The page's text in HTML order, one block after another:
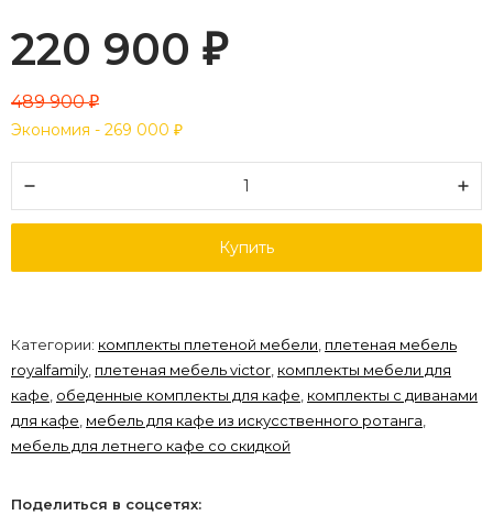
220 900 ₽
489 900₽
Экономия - 269 000 ₽
Купить
Категории: комплекты плетеной мебели, плетеная мебель
royalfamily, плетеная мебель victor, комплекты мебели для
кафе, обеденные комплекты для кафе, комплекты с диванами
для кафе, мебель для кафе из искусственного ротанга,
мебель для летнего кафе со скидкой
Поделиться в соцсетях: